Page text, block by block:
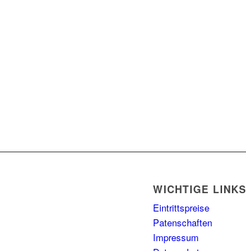
WICHTIGE LINKS
Eintrittspreise
Patenschaften
Impressum